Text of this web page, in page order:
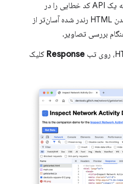
این تب زمانی مفید است که یک API کد خطایی را در
HTML برمی‌گرداند و خواندن HTML رندر شده آسان‌تر از
Response کلیک